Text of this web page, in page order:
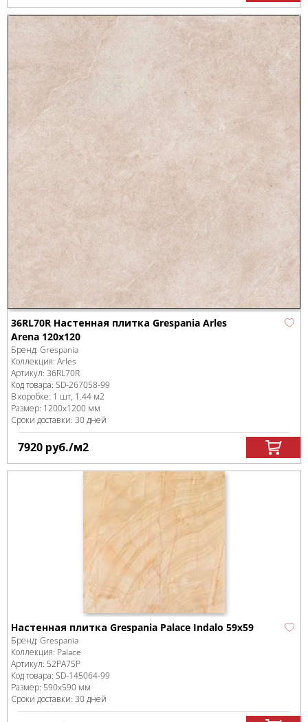
36RL70R Настенная плитка Grespania Arles
Arena 120x120
Бренд: Grespania
Коллекция: Arles
Артикул: 36RL70R
Код товара: SD-267058-99
В коробке: 1 шт, 1.44 м2
Размер: 1200x1200 мм
Сроки доставки: 30 дней
7920 руб./м2
Настенная плитка Grespania Palace Indalo 59x59
Бренд: Grespania
Коллекция: Palace
Артикул: 52PA75P
Код товара: SD-145064-99
Размер: 590x590 мм
Сроки доставки: 30 дней